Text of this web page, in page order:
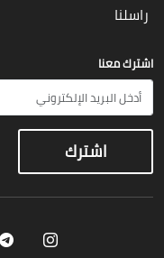
راسلنا
اشترك معنا